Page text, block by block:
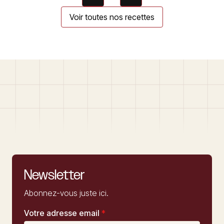
Voir toutes nos recettes
Newsletter
Abonnez-vous juste ici.
Votre adresse email *